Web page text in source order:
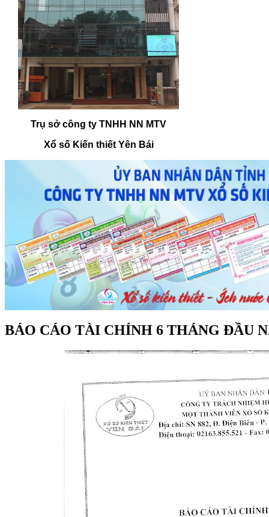
Trụ sở công ty TNHH NN MTV
Xổ số Kiến thiết Yên Bái
BÁO CÁO TÀI CHÍNH 6 THÁNG ĐẦU